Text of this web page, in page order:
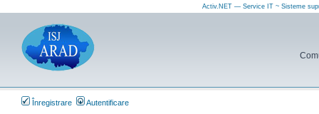
Activ.NET — Service IT ~ Sisteme
Înregistrare Autentificare